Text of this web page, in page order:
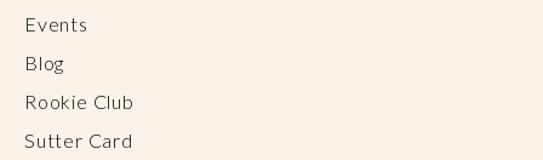
Events
Blog
Rookie Club
Sutter Card